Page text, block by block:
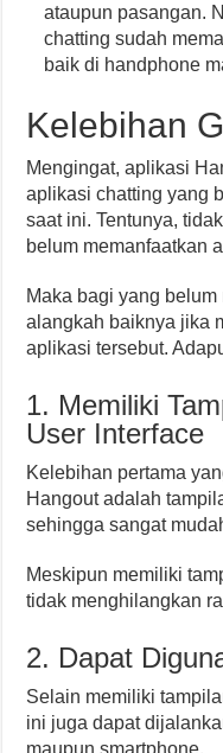
ataupun pasangan.
chatting sudah
baik di handphone
Kelebihan
Mengingat, aplikasi
aplikasi chatting yang
saat ini. Tentunya,
belum memanfaatkan
Maka bagi yang
alangkah baiknya jika
aplikasi tersebut.
1. Memiliki
User Interface
Kelebihan pertama
Hangout adalah
sehingga sangat
Meskipun memiliki
tidak menghilangkan
2. Dapat
Selain memiliki
ini juga dapat
maupun smartphone.